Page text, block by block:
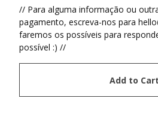
// Para alguma informação ou
pagamento, escreva-nos para
faremos os possíveis para
possível :) //
Add to Cart